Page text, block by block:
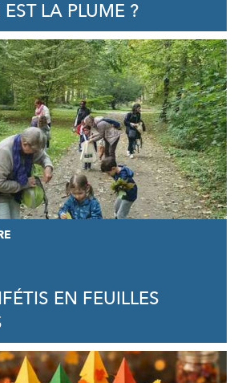
LA PLUME ?
EN FEUILLES